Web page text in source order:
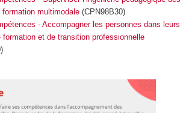
multimodale(CPN98B30)
- Accompagner les personnes dans leurs
formation et de transition professionnelle